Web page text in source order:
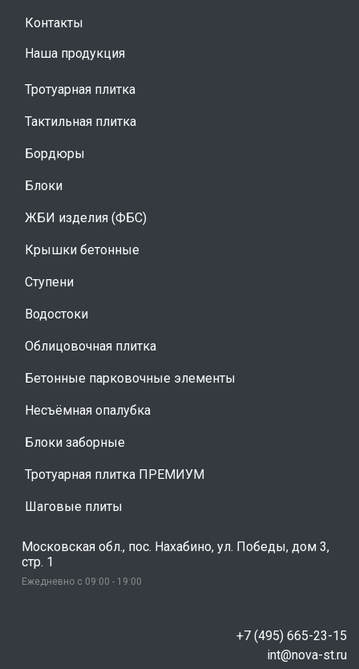
Контакты
Наша продукция
Тротуарная плитка
Тактильная плитка
Бордюры
Блоки
ЖБИ изделия (ФБС)
Крышки бетонные
Ступени
Водостоки
Облицовочная плитка
Бетонные парковочные элементы
Несъёмная опалубка
Блоки заборные
Тротуарная плитка ПРЕМИУМ
Шаговые плиты
Московская обл., пос. Нахабино, ул. Победы, дом 3,
стр. 1
Ежедневно с 09:00 - 19:00
+7 (495) 665-23-15
int@nova-st.ru